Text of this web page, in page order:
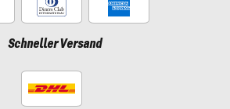
Schneller Versand